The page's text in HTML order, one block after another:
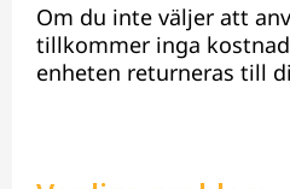
Om du inte väljer att
tillkommer inga
enheten returneras till